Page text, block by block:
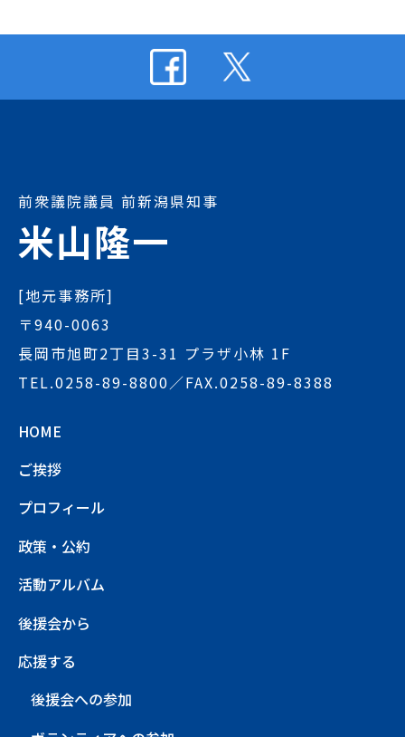
前衆議院議員 前新潟県知事
米山隆一
[地元事務所]
〒940-0063
長岡市旭町2丁目3-31 プラザ小林 1F
TEL.0258-89-8800／FAX.0258-89-8388
HOME
ご挨拶
プロフィール
政策・公約
活動アルバム
後援会から
応援する
後援会への参加